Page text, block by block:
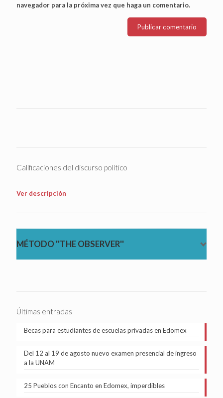
navegador para la próxima vez que haga un comentario.
Calificaciones del discurso político
Ver descripción
MÉTODO ''THE OBSERVER''
Últimas entradas
Becas para estudiantes de escuelas privadas en Edomex
Del 12 al 19 de agosto nuevo examen presencial de ingreso
a la UNAM
25 Pueblos con Encanto en Edomex, imperdibles